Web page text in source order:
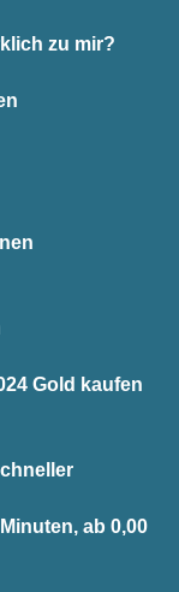
zu mir?
Gold kaufen
ab 0,00